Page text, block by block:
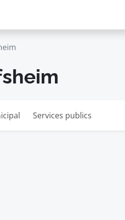
Services publics